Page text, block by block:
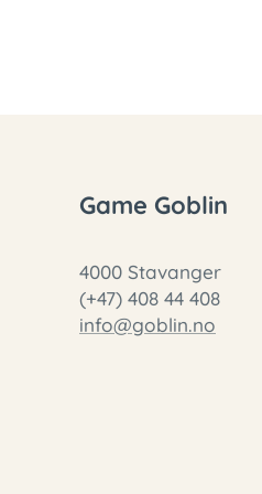
Game Goblin
4000 Stavanger
(+47) 408 44 408
info@goblin.no